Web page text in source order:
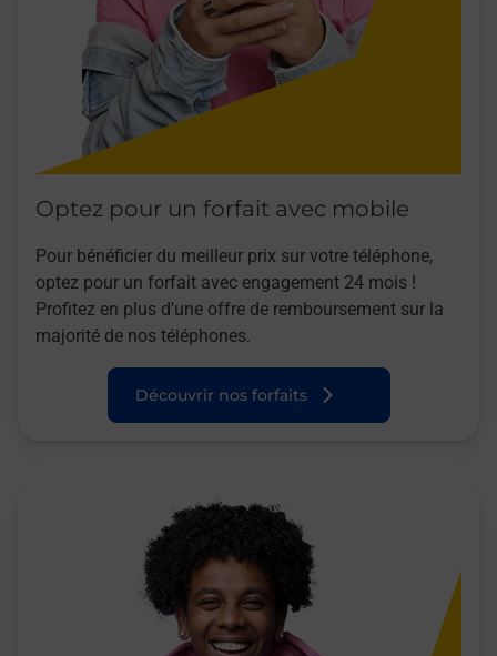
Optez pour un forfait avec mobile
Pour bénéficier du meilleur prix sur votre téléphone,
optez pour un forfait avec engagement 24 mois !
Profitez en plus d’une offre de remboursement sur la
majorité de nos téléphones.
Découvrir nos forfaits